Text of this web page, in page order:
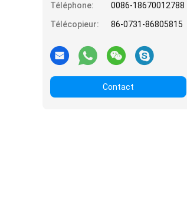
Téléphone:
0086-18670012788
Télécopieur:
86-0731-86805815
Contact